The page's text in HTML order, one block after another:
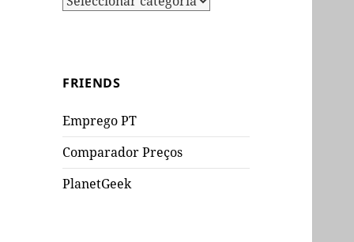
FRIENDS
Emprego PT
Comparador Preços
PlanetGeek